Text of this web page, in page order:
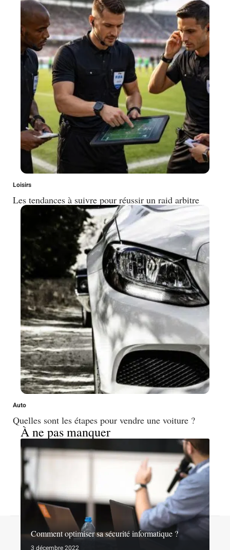
Loisirs
Les tendances à suivre pour réussir un raid arbitre
Auto
Quelles sont les étapes pour vendre une voiture ?
À ne pas manquer
Comment optimiser sa sécurité informatique ?
3 décembre 2022
Contact Mentions légales Sitemap